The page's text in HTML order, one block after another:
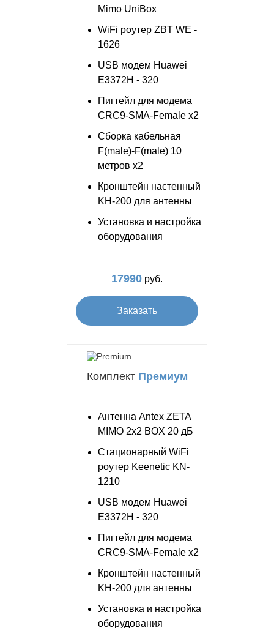
Mimo UniBox
WiFi роутер ZBT WE -
1626
USB модем Huawei
E3372H - 320
Пигтейл для модема
CRC9-SMA-Female x2
Сборка кабельная
F(male)-F(male) 10
метров x2
Кронштейн настенный
KH-200 для антенны
Установка и настройка
оборудования
17990 руб.
Заказать
Комплект Премиум
Антенна Antex ZETA
MIMO 2x2 BOX 20 дБ
Стационарный WiFi
роутер Keenetic KN-
1210
USB модем Huawei
E3372H - 320
Пигтейл для модема
CRC9-SMA-Female x2
Кронштейн настенный
KH-200 для антенны
Установка и настройка
оборудования